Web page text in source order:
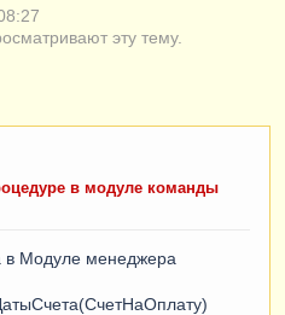
эту тему.
в модуле команды
в Модуле менеджера